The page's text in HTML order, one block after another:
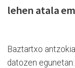
lehen atala
Baztartxo
datozen